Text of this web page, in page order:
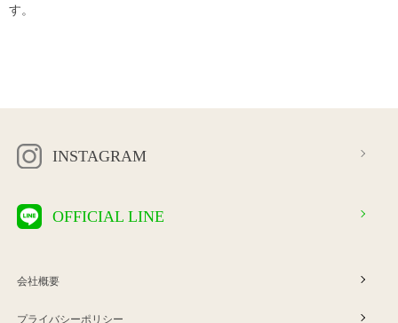
す。
INSTAGRAM
OFFICIAL LINE
会社概要
プライバシーポリシー